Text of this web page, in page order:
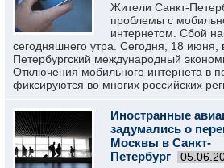
Жители Санкт-
проблемы с
интернетом. Сбой
сегодняшнего утра. Сегодня, 18 июня,
Петербургский международный
Отключения мобильного интернета в
фиксируются во многих российских
Иностранные
задумались о
Москвы в Санкт-
Петербург